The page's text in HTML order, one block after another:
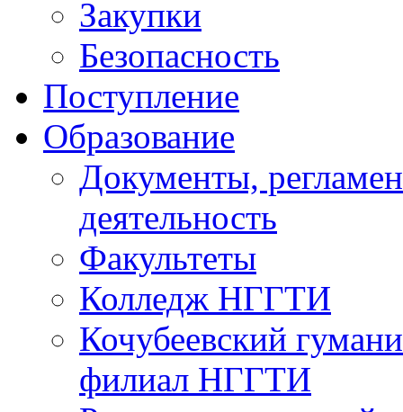
Закупки
Безопасность
Поступление
Образование
Документы,
деятельность
Факультеты
Колледж НГГТИ
Кочубеевский
филиал НГГТИ